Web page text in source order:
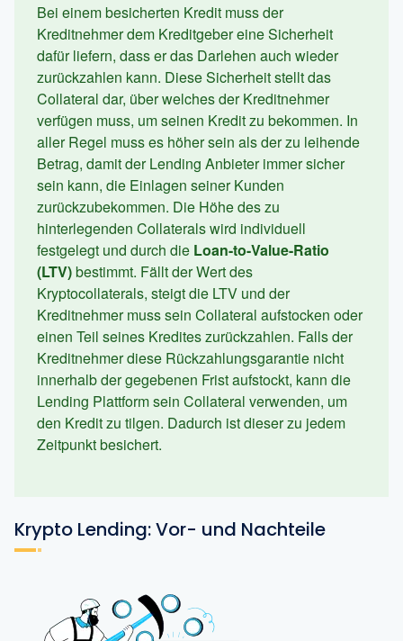
Bei einem besicherten Kredit muss der
Kreditnehmer dem Kreditgeber eine Sicherheit
dafür liefern, dass er das Darlehen auch wieder
zurückzahlen kann. Diese Sicherheit stellt das
Collateral dar, über welches der Kreditnehmer
verfügen muss, um seinen Kredit zu bekommen. In
aller Regel muss es höher sein als der zu leihende
Betrag, damit der Lending Anbieter immer sicher
sein kann, die Einlagen seiner Kunden
zurückzubekommen. Die Höhe des zu
hinterlegenden Collaterals wird individuell
festgelegt und durch die Loan-to-Value-Ratio
(LTV)bestimmt. Fällt der Wert des
Kryptocollaterals, steigt die LTV und der
Kreditnehmer muss sein Collateral aufstocken oder
einen Teil seines Kredites zurückzahlen. Falls der
Kreditnehmer diese Rückzahlungsgarantie nicht
innerhalb der gegebenen Frist aufstockt, kann die
Lending Plattform sein Collateral verwenden, um
den Kredit zu tilgen. Dadurch ist dieser zu jedem
Zeitpunkt besichert.
Krypto Lending: Vor- und Nachteile